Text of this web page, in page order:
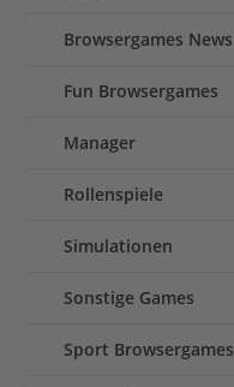
Browsergames News
Fun Browsergames
Manager
Rollenspiele
Simulationen
Sonstige Games
Sport Browsergames